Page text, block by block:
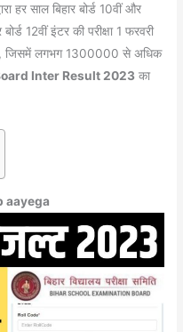
हर साल बिहार बोर्ड 10वीं और
12वीं इंटर की परीक्षा 1 फरवरी
जिसमें लगभग 1300000 से अधिक
Inter Result 2023 का
aayega